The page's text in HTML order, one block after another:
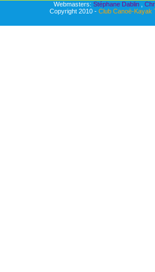
Webmasters: Stéphane Dablin,
Copyright 2010 - Club Canoë-Kayak